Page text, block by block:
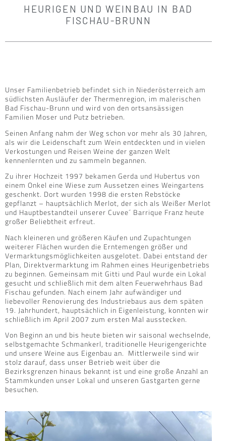
HEURIGEN UND WEINBAU IN BAD
FISCHAU-BRUNN
Unser Familienbetrieb befindet sich in Niederösterreich am
südlichsten Ausläufer der Thermenregion, im malerischen
Bad Fischau-Brunn und wird von den ortsansässigen
Familien Moser und Putz betrieben.
Seinen Anfang nahm der Weg schon vor mehr als 30 Jahren,
als wir die Leidenschaft zum Wein entdeckten und in vielen
Verkostungen und Reisen Weine der ganzen Welt
kennenlernten und zu sammeln begannen.
Zu ihrer Hochzeit 1997 bekamen Gerda und Hubertus von
einem Onkel eine Wiese zum Aussetzen eines Weingartens
geschenkt. Dort wurden 1998 die ersten Rebstöcke
gepflanzt – hauptsächlich Merlot, der sich als Weißer Merlot
und Hauptbestandteil unserer Cuvee´ Barrique Franz heute
großer Beliebtheit erfreut.
Nach kleineren und größeren Käufen und Zupachtungen
weiterer Flächen wurden die Erntemengen größer und
Vermarktungsmöglichkeiten ausgelotet. Dabei entstand der
Plan, Direktvermarktung im Rahmen eines Heurigenbetriebs
zu beginnen. Gemeinsam mit Gitti und Paul wurde ein Lokal
gesucht und schließlich mit dem alten Feuerwehrhaus Bad
Fischau gefunden. Nach einem Jahr aufwändiger und
liebevoller Renovierung des Industriebaus aus dem späten
19. Jahrhundert, hauptsächlich in Eigenleistung, konnten wir
schließlich im April 2007 zum ersten Mal ausstecken.
Von Beginn an und bis heute bieten wir saisonal wechselnde,
selbstgemachte Schmankerl, traditionelle Heurigengerichte
und unsere Weine aus Eigenbau an. Mittlerweile sind wir
stolz darauf, dass unser Betrieb weit über die
Bezirksgrenzen hinaus bekannt ist und eine große Anzahl an
Stammkunden unser Lokal und unseren Gastgarten gerne
besuchen.